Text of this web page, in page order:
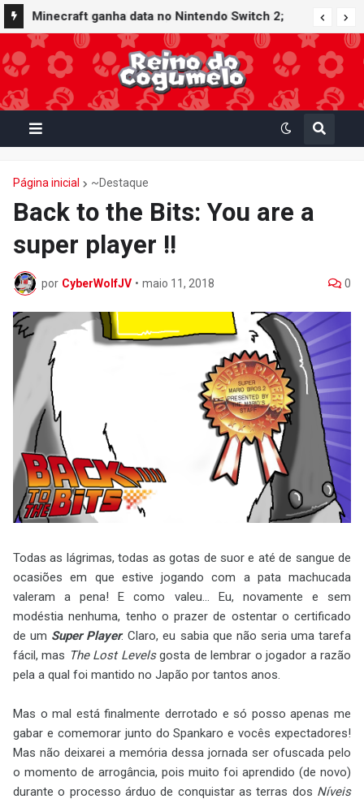
Minecraft ganha data no Nintendo Switch 2;
Super Mario Mash-Up receberá atualização
gráfica exclusiva
Página inicial ~Destaque
Back to the Bits: You are a
super player !!
por CyberWolfJV • maio 11, 2018 0
Todas as lágrimas, todas as gotas de suor e até de sangue de
ocasiões em que estive jogando com a pata machucada
valeram a pena! E como valeu... Eu, novamente e sem
modéstia nenhuma, tenho o prazer de ostentar o certificado
de um Super Player. Claro, eu sabia que não seria uma tarefa
fácil, mas The Lost Levelsgosta de lembrar o jogador a razão
pela a qual foi mantido no Japão por tantos anos.
Mas o mal está finalmente derrotado e só posso apenas me
gabar e comemorar junto do Spankaro e vocês expectadores!
Mas não deixarei a memória dessa jornada ser ofuscada pelo
o momento de arrogância, pois muito foi aprendido (de novo)
durante o processo árduo de conquistar as terras dos Níveis